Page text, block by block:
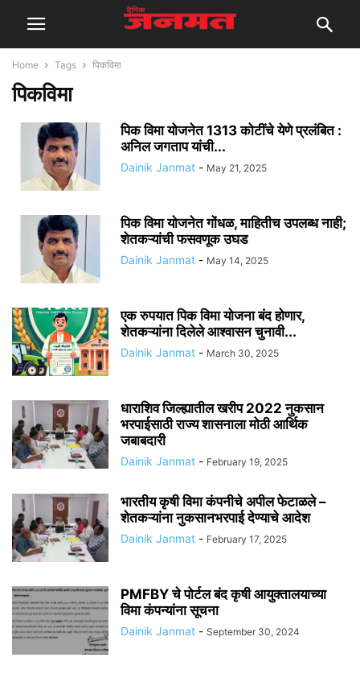
Home Tags पिकविमा
पिकविमा
पिक विमा योजनेत 1313 कोटींचे येणे प्रलंबित :
अनिल जगताप यांची...
Dainik Janmat - May 21, 2025
पिक विमा योजनेत गोंधळ, माहितीच उपलब्ध नाही;
शेतकऱ्यांची फसवणूक उघड
Dainik Janmat - May 14, 2025
एक रुपयात पिक विमा योजना बंद होणार,
शेतकऱ्यांना दिलेले आश्वासन चुनावी...
Dainik Janmat - March 30, 2025
धाराशिव जिल्ह्यातील खरीप 2022 नुकसान
भरपाईसाठी राज्य शासनाला मोठी आर्थिक
जबाबदारी
Dainik Janmat - February 19, 2025
भारतीय कृषी विमा कंपनीचे अपील फेटाळले –
शेतकऱ्यांना नुकसानभरपाई देण्याचे आदेश
Dainik Janmat - February 17, 2025
PMFBY चे पोर्टल बंद कृषी आयुक्तालयाच्या
विमा कंपन्यांना सूचना
Dainik Janmat - September 30, 2024